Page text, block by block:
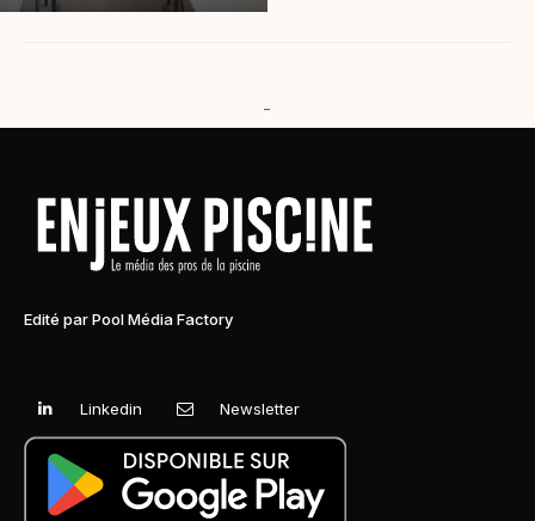
-
Edité par Pool Média Factory
Linkedin Newsletter